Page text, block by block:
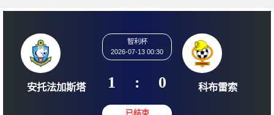
智利杯
2026-07-13 00:30